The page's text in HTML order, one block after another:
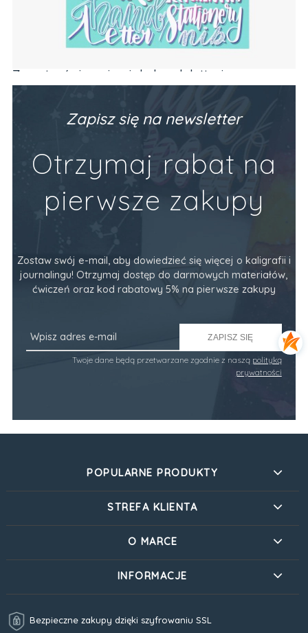
Zeszyt z ćwiczeniami do brush letteringu
PODSTAWY (alfabet, codzienne frazy)
Zapisz się na newsletter
Otrzymaj rabat na
pierwsze zakupy
Zostaw swój e-mail, aby dowiedzieć się więcej o kaligrafii i
journalingu! Otrzymaj dostęp do darmowych materiałów,
ćwiczeń oraz kod rabatowy 5% na pierwsze zakupy
ZAPISZ SIĘ
Twoje dane będą przetwarzane zgodnie z naszą polityką
prywatności
POPULARNE PRODUKTY
STREFA KLIENTA
O MARCE
INFORMACJE
Bezpieczne zakupy dzięki szyfrowaniu SSL